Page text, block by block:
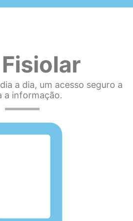
a dia, um acesso seguro a
a informação.